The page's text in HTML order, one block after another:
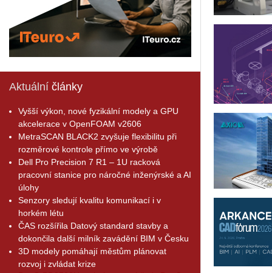
Aktuální články
Vyšší výkon, nové fyzikální modely a GPU
akcelerace v OpenFOAM v2606
MetraSCAN BLACK2 zvyšuje flexibilitu při
rozměrové kontrole přímo ve výrobě
Dell Pro Precision 7 R1 – 1U racková
pracovní stanice pro náročné inženýrské a AI
úlohy
Senzory sledují kvalitu komunikací i v
horkém létu
ČAS rozšířila Datový standard stavby a
dokončila další milník zavádění BIM v Česku
3D modely pomáhají městům plánovat
rozvoj i zvládat krize